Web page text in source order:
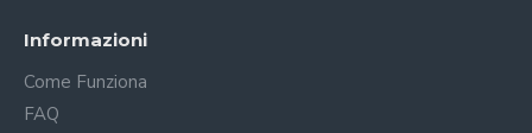
Informazioni
Come Funziona
FAQ